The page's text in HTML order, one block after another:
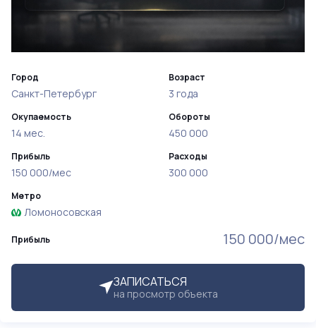
Прибыль 150 000/мес
ЗАПИСАТЬСЯ
на просмотр объекта
Город
Санкт-Петербург
Окупаемость
14 мес.
Прибыль
150 000/мес
Возраст
3 года
Обороты
450 000
Расходы
300 000
Метро
Ломоносовская